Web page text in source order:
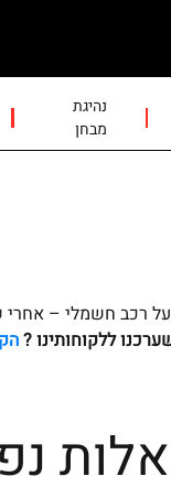
נהיגת
מבחן
רכב חשמלי –
ללקוחותינו ?